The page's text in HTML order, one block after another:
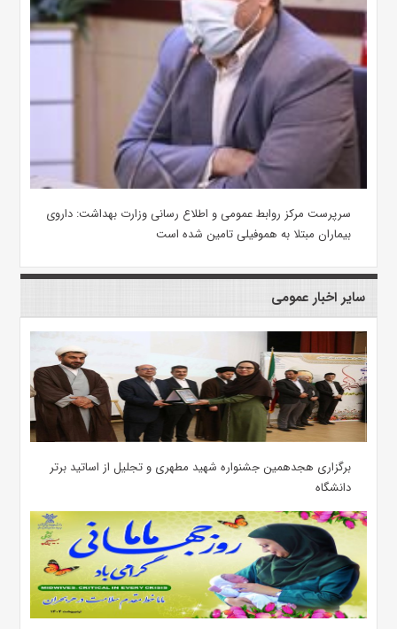
سرپرست مرکز روابط عمومی و اطلاع رسانی وزارت بهداشت: داروی
بیماران مبتلا به هموفیلی تامین شده است
سایر اخبار عمومی
برگزاری هجدهمین جشنواره شهید مطهری و تجلیل از اساتید برتر
دانشگاه